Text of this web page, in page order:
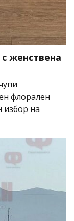
женствена
флорален
избор на